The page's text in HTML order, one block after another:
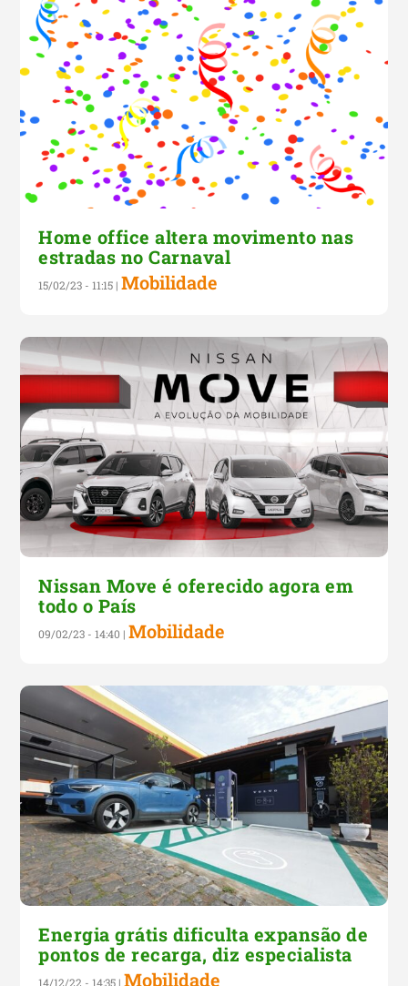
Home office altera movimento nas
estradas no Carnaval
15/02/23 - 11:15 |Mobilidade
Nissan Move é oferecido agora em
todo o País
09/02/23 - 14:40 |Mobilidade
Energia grátis dificulta expansão de
pontos de recarga, diz especialista
14/12/22 - 14:35 |Mobilidade